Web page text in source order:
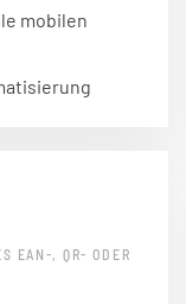
mobilen
EAN-, QR- ODER